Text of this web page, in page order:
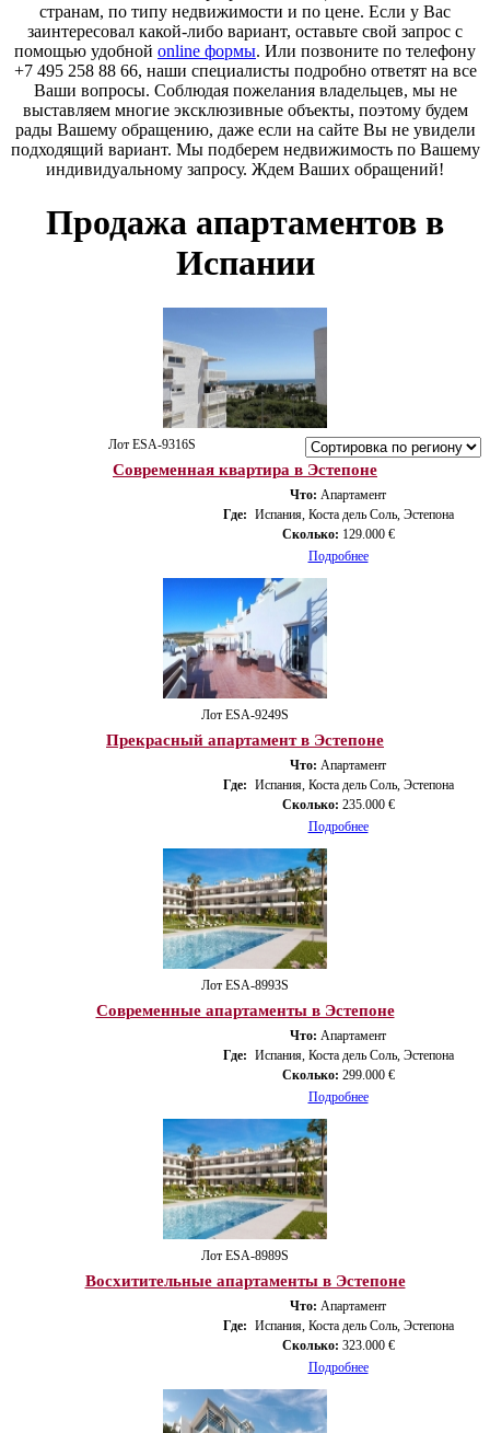
странам, по типу недвижимости и по цене. Если у Вас
заинтересовал какой-либо вариант, оставьте свой запрос с
помощью удобной online формы. Или позвоните по телефону
+7 495 258 88 66, наши специалисты подробно ответят на все
Ваши вопросы. Соблюдая пожелания владельцев, мы не
выставляем многие эксклюзивные объекты, поэтому будем
рады Вашему обращению, даже если на сайте Вы не увидели
подходящий вариант. Мы подберем недвижимость по Вашему
индивидуальному запросу. Ждем Ваших обращений!
Продажа апартаментов в
Испании
Лот ESA-9316S
Современная квартира в Эстепоне
Что: Апартамент
Где: Испания, Коста дель Соль, Эстепона
Сколько: 129.000 €
Подробнее
Лот ESA-9249S
Прекрасный апартамент в Эстепоне
Что: Апартамент
Где: Испания, Коста дель Соль, Эстепона
Сколько: 235.000 €
Подробнее
Лот ESA-8993S
Современные апартаменты в Эстепоне
Что: Апартамент
Где: Испания, Коста дель Соль, Эстепона
Сколько: 299.000 €
Подробнее
Лот ESA-8989S
Восхитительные апартаменты в Эстепоне
Что: Апартамент
Где: Испания, Коста дель Соль, Эстепона
Сколько: 323.000 €
Подробнее